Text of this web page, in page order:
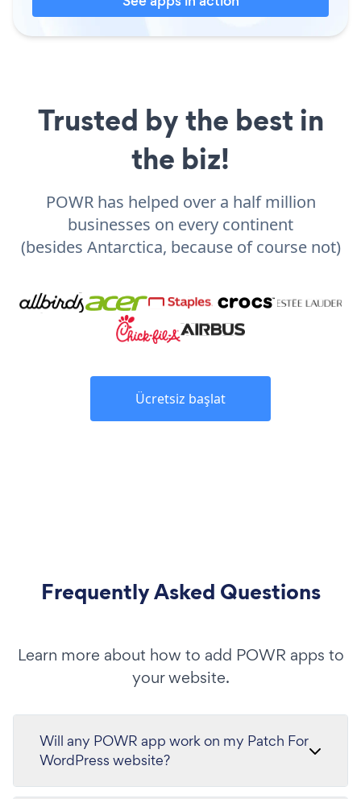
Trusted by the best in
the biz!
POWR has helped over a half million
businesses on every continent
(besides Antarctica, because of course not)
Ücretsiz başlat
Frequently Asked Questions
Learn more about how to add POWR apps to
your website.
Will any POWR app work on my Patch For
WordPress website?